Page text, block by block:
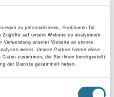
zu personalisieren, Funktionen für
Zugriffe auf unsere Website zu analysieren.
Verwendung unserer Website an unsere
weiter. Unsere Partner führen diese
Daten zusammen, die Sie ihnen bereitgestellt
der Dienste gesammelt haben.